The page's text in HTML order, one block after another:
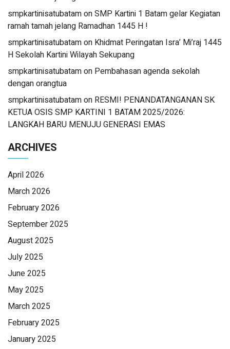
smpkartinisatubatamonSMP Kartini 1 Batam gelar Kegiatan
ramah tamah jelang Ramadhan 1445 H !
smpkartinisatubatamon Khidmat Peringatan Isra’ Mi’raj 1445
H Sekolah Kartini Wilayah Sekupang
smpkartinisatubatamon Pembahasan agenda sekolah
dengan orangtua
smpkartinisatubatamon RESMI! PENANDATANGANAN SK
KETUA OSIS SMP KARTINI 1 BATAM 2025/2026:
LANGKAH BARU MENUJU GENERASI EMAS
ARCHIVES
April 2026
March 2026
February 2026
September 2025
August 2025
July 2025
June 2025
May 2025
March 2025
February 2025
January 2025